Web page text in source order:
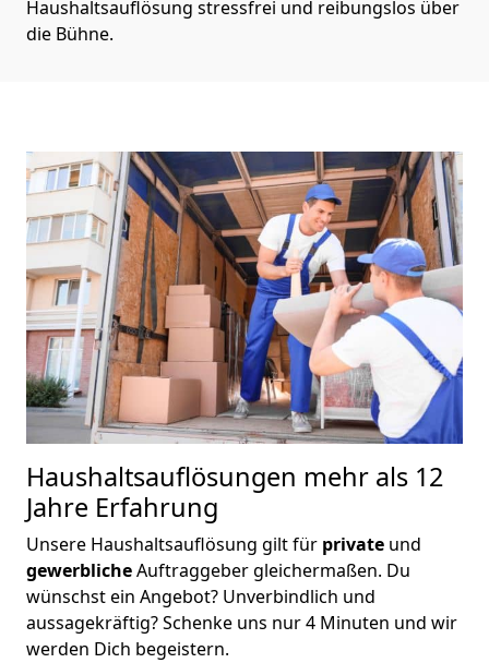
Haushaltsauflösung stressfrei und reibungslos über
die Bühne.
Haushaltsauflösungen mehr als 12
Jahre Erfahrung
Unsere Haushaltsauflösung gilt für private und
gewerblicheAuftraggeber gleichermaßen. Du
wünschst ein Angebot? Unverbindlich und
aussagekräftig? Schenke uns nur 4 Minuten und wir
werden Dich begeistern.